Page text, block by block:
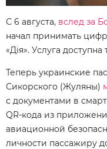
С 6 августа, вслед за
начал принимать
«Дія». Услуга
Теперь украинские
Сикорского (Жуляны)
с документами в
QR-кода из
авиационной
личности пассажиру